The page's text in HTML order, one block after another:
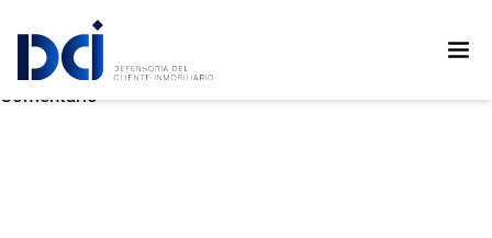
CONSTRUCTORA FRANCO S.R.L.
Deja un comentario
Comentario